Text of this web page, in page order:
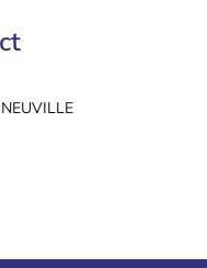
NEUVILLE